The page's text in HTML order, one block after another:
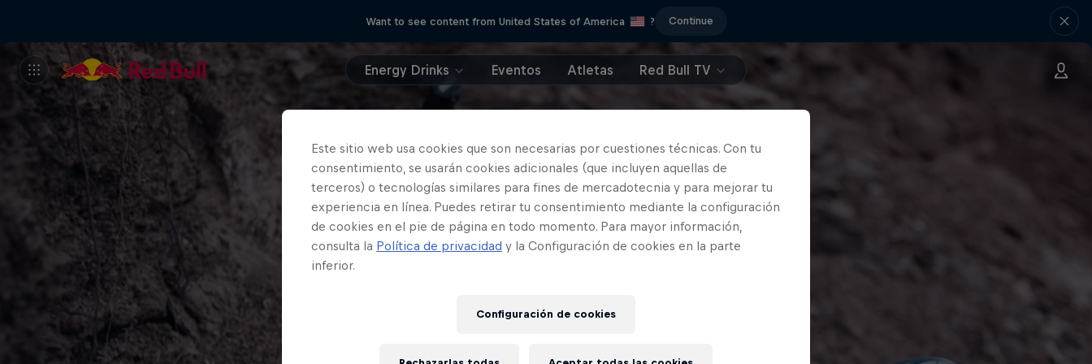
Want to see content from United States of America ? Continue
Energy Drinks Eventos Atletas Red Bull TV
Este sitio web usa cookies que son necesarias por cuestiones técnicas. Con tu
consentimiento, se usarán cookies adicionales (que incluyen aquellas de
terceros) o tecnologías similares para fines de mercadotecnia y para mejorar tu
experiencia en línea. Puedes retirar tu consentimiento mediante la configuración
de cookies en el pie de página en todo momento. Para mayor información,
consulta la Política de privacidad y la Configuración de cookies en la parte
inferior.
Configuración de cookies